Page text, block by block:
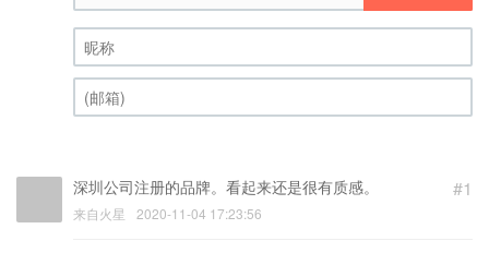
昵称 (必填)
#1
深圳公司注册的品牌。看起来还是很有质感。
来自火星 2020-11-04 17:23:56